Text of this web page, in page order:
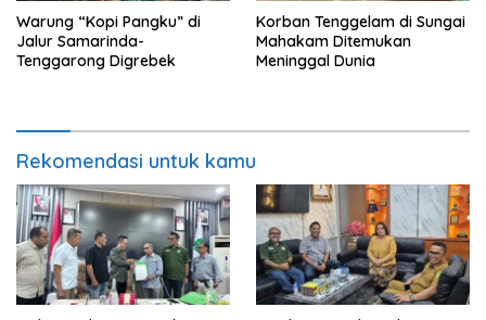
Warung “Kopi Pangku” di
Jalur Samarinda-
Tenggarong Digrebek
Korban Tenggelam di Sungai
Mahakam Ditemukan
Meninggal Dunia
Rekomendasi untuk kamu